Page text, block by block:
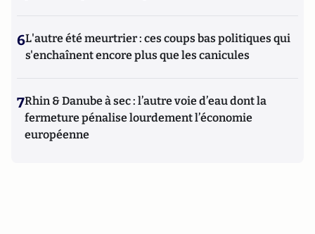
6L'autre été meurtrier : ces coups bas politiques qui
s'enchaînent encore plus que les canicules
7Rhin & Danube à sec : l’autre voie d’eau dont la
fermeture pénalise lourdement l’économie
européenne